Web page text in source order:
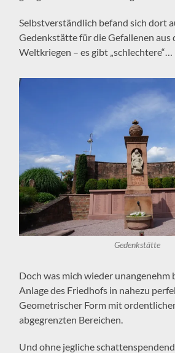
Selbstverständlich befand sich dort
Gedenkstätte für die Gefallenen aus
Weltkriegen – es gibt „schlechtere“…
Gedenkstätte
Doch was mich wieder
Anlage des Friedhofs in nahezu
Geometrischer Form mit
abgegrenzten Bereichen.
Und ohne jegliche